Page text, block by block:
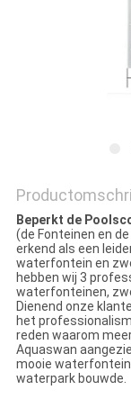
Beperkt de
(de Fonteinen en
erkend als een
waterfontein en
hebben wij 3
waterfonteinen,
Dienend onze
het
reden waarom
Aquaswan
mooie
waterpark bouwde.